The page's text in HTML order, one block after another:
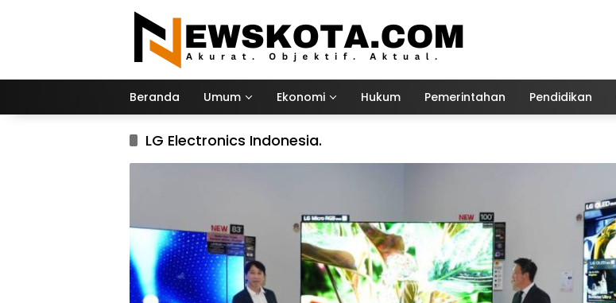
Beranda Umum Ekonomi Hukum Pemerintahan Pendidikan
LG Electronics Indonesia.